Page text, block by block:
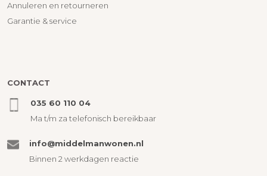
Annuleren en retourneren
Garantie & service
CONTACT
035 60 110 04
Ma t/m za telefonisch bereikbaar
info@middelmanwonen.nl
Binnen 2 werkdagen reactie